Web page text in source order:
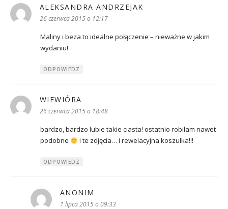
ALEKSANDRA ANDRZEJAK
26 czerwca 2015 o 12:17
Maliny i beza to idealne połączenie – nieważne w jakim
wydaniu!
ODPOWIEDZ
WIEWIÓRA
26 czerwca 2015 o 18:48
bardzo, bardzo lubie takie ciasta! ostatnio robiłam nawet
podobne
i te zdjęcia… i rewelacyjna koszulka!!!
ODPOWIEDZ
ANONIM
1 lipca 2015 o 09:33